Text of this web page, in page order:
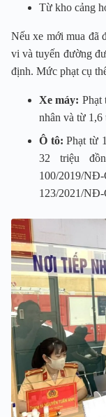
Từ kho cảng
Nếu xe mới mua đã
vi và tuyến đường
định. Mức phạt cụ
Xe máy: Phạt
nhân và từ
Ô tô: Phạt từ
32 triệu
100/2019/
123/2021/NĐ-